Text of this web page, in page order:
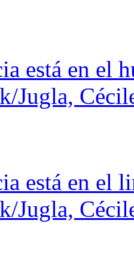
está en el
Jugla,
está en el
Jugla,